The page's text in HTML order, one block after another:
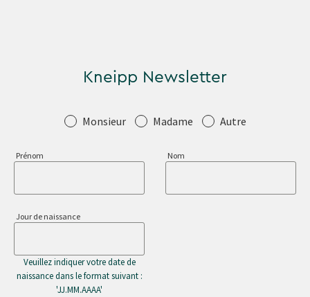
Kneipp Newsletter
SalutationMonsieur Madame Autre
Prénom Nom
Jour de naissance
Veuillez indiquer votre date de
naissance dans le format suivant :
'JJ.MM.AAAA'